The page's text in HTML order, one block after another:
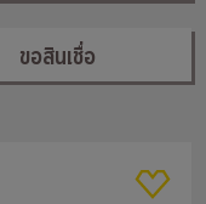
ขอสินเชื่อ